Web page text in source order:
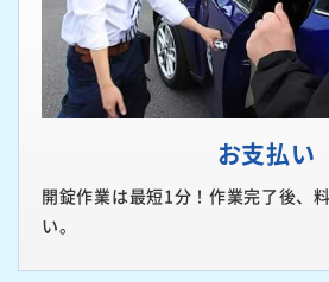
お支払い
開錠作業は最短1分！作業完了後、
い。